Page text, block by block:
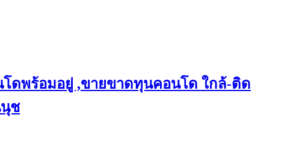
โดพร้อมอยู่ ,ขายขาดทุนคอนโด ใกล้-ติด
ช